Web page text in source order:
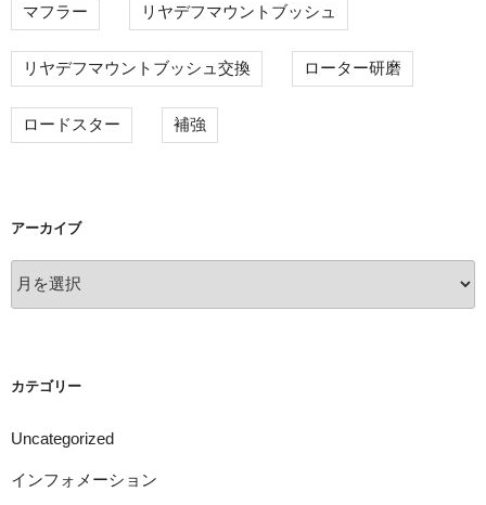
マフラー リヤデフマウントブッシュ
リヤデフマウントブッシュ交換 ローター研磨
ロードスター 補強
アーカイブ
ー
カテゴリー
Uncategorized
インフォメーション